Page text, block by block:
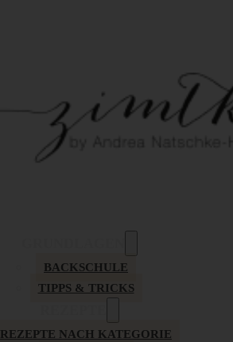
BACKSCHULE
TIPPS & TRICKS
REZEPTE NACH KATEGORIE